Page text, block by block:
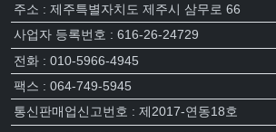
주소 : 제주특별자치도 제주시 삼무로 66
사업자 등록번호 : 616-26-24729
전화 : 010-5966-4945
팩스 : 064-749-5945
통신판매업신고번호 : 제2017-연동18호